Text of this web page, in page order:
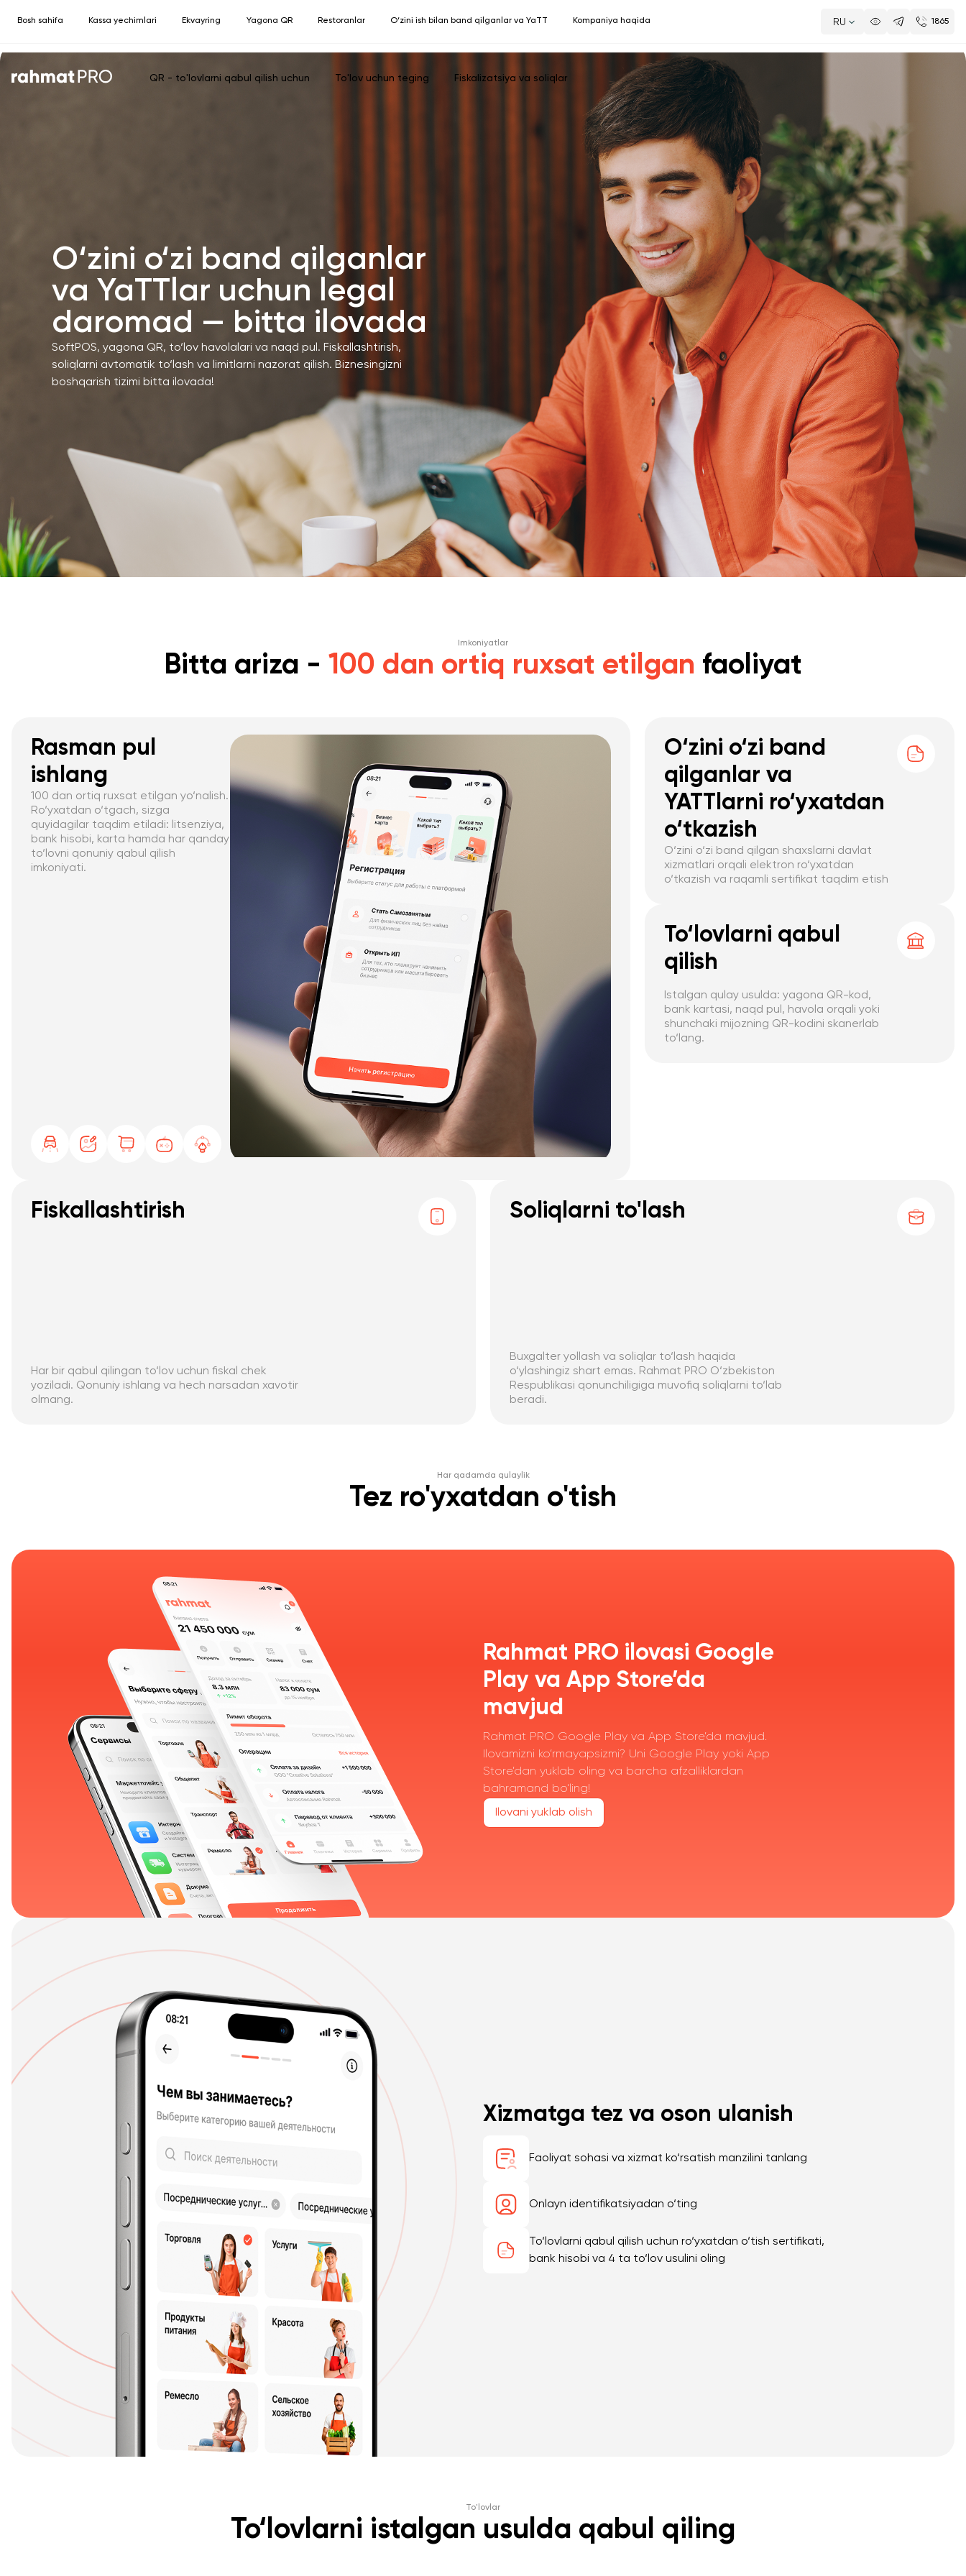
Bosh sahifa Kassa yechimlari Ekvayring Yagona QR Restoranlar O‘zini ish bilan band qilganlar va YaTT Kompaniya haqida RU 1865
QR - to'lovlarni qabul qilish uchun To'lov uchun teging Fiskalizatsiya va soliqlar
O‘zini o‘zi band qilganlar
va YaTTlar uchun legal
daromad — bitta ilovada
SoftPOS, yagona QR, to‘lov havolalari va naqd pul. Fiskallashtirish,
soliqlarni avtomatik to‘lash va limitlarni nazorat qilish. Biznesingizni
boshqarish tizimi bitta ilovada!
Imkoniyatlar
Bitta ariza - 100 dan ortiq ruxsat etilgan faoliyat
Rasman pul
ishlang
100 dan ortiq ruxsat etilgan yo‘nalish.
Ro‘yxatdan o‘tgach, sizga
quyidagilar taqdim etiladi: litsenziya,
bank hisobi, karta hamda har qanday
to‘lovni qonuniy qabul qilish
imkoniyati.
O‘zini o‘zi band
qilganlar va
YATTlarni ro‘yxatdan
o‘tkazish
O‘zini o‘zi band qilgan shaxslarni davlat
xizmatlari orqali elektron ro‘yxatdan
o‘tkazish va raqamli sertifikat taqdim etish
To‘lovlarni qabul
qilish
Istalgan qulay usulda: yagona QR-kod,
bank kartasi, naqd pul, havola orqali yoki
shunchaki mijozning QR-kodini skanerlab
to‘lang.
Fiskallashtirish
Har bir qabul qilingan to‘lov uchun fiskal chek
yoziladi. Qonuniy ishlang va hech narsadan xavotir
olmang.
Soliqlarni to'lash
Buxgalter yollash va soliqlar to‘lash haqida
o‘ylashingiz shart emas. Rahmat PRO O‘zbekiston
Respublikasi qonunchiligiga muvofiq soliqlarni to‘lab
beradi.
Har qadamda qulaylik
Tez ro'yxatdan o'tish
Rahmat PRO ilovasi Google
Play va App Store’da
mavjud
Rahmat PRO Google Play va App Store’da mavjud.
Ilovamizni ko‘rmayapsizmi? Uni Google Play yoki App
Store’dan yuklab oling va barcha afzalliklardan
bahramand bo‘ling!
Ilovani yuklab olish
Xizmatga tez va oson ulanish
Faoliyat sohasi va xizmat ko‘rsatish manzilini tanlang
Onlayn identifikatsiyadan o‘ting
To‘lovlarni qabul qilish uchun ro‘yxatdan o‘tish sertifikati,
bank hisobi va 4 ta to‘lov usulini oling
To'lovlar
To‘lovlarni istalgan usulda qabul qiling